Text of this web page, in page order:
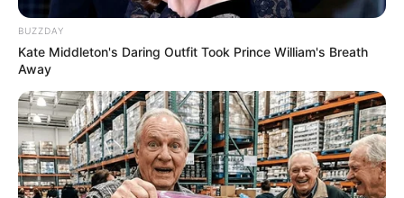
BUZZDAY
Kate Middleton's Daring Outfit Took Prince William's Breath
Away